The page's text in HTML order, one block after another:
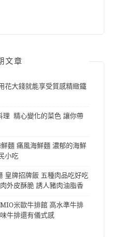
文章
花大錢就能享受質感精緻鐵
理 精心變化的菜色 讓你帶
麵 痛風海鮮麵 濃郁的海鮮
小吃
皇牌招牌飯 五種肉品吃好吃
外皮酥脆 誘人豬肉油脂香
米歐牛排館 高水準牛排
牛排還有儀式感